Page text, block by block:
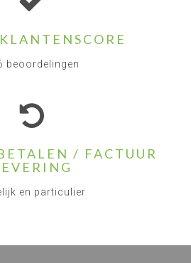
beoordelingen
/ FACTUUR
en particulier